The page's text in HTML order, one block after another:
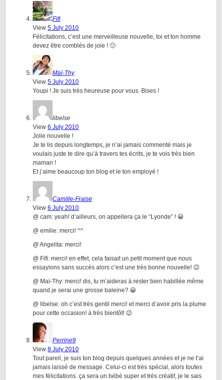
Fifi
View 5 July 2010
Félicitations, c’est une merveilleuse nouvelle, toi et ton homme
devez être comblés de joie ! 🙂
Maï-Thy
View 5 July 2010
Youpi ! Je suis très heureuse pour vous. Bises !
libelse
View 6 July 2010
Jolie nouvelle !
Je te lis depuis longtemps, je n’ai jamais commenté mais je
voulais juste te dire qu’à travers tes écrits, je te vois très bien
maman !
Et j’aime beaucoup ton blog et le ton employé !
Camille-Fraise
View 6 July 2010
@ cam: yeah! d’ailleurs, on appellera ça le “Lyonde” ! 😀
@ emilie: merci! ^^
@ Angelita: merci!
@ Fifi: merci! en effet, cela faisait un petit moment que nous
essayions sans succès alors c’est une très bonne nouvelle! 😉
@ Maï-Thy: merci! dis, tu m’aideras à rester bien habillée même
quand je serai une grosse baleine? 😀
@ libelse: oh c’est très gentil merci! et merci d’avoir pris la plume
pour cette occasion! à très bientôt! 😉
Perrine9
View 8 July 2010
Tout pareil, je suis ton blog depuis quelques années et je ne t’ai
jamais laissé de message. Celui-ci est très spécial, alors toutes
mes félicitations. ça sera un bébé super et très créatif, je le sais